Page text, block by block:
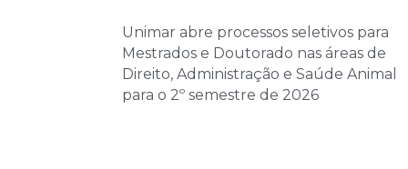
Unimar abre processos seletivos para
Mestrados e Doutorado nas áreas de
Direito, Administração e Saúde Animal
para o 2º semestre de 2026